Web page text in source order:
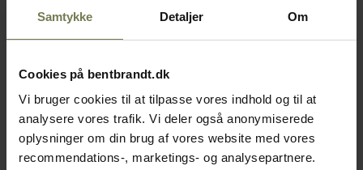
Samtykke Detaljer Om
Cookies på bentbrandt.dk
Vi bruger cookies til at tilpasse vores indhold og til at
analysere vores trafik. Vi deler også anonymiserede
oplysninger om din brug af vores website med vores
recommendations-, marketings- og analysepartnere.